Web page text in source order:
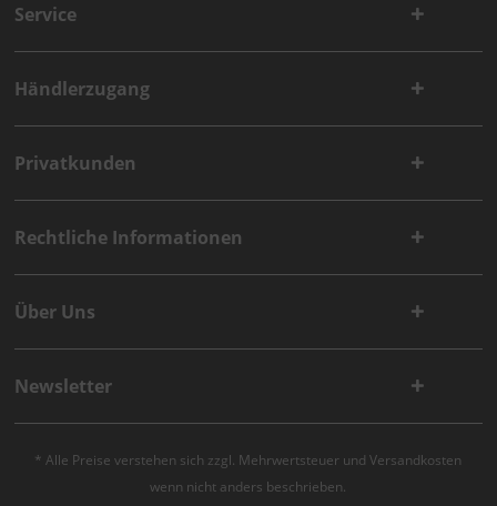
Service
Händlerzugang
Privatkunden
Rechtliche Informationen
Über Uns
Newsletter
* Alle Preise verstehen sich zzgl. Mehrwertsteuer undVersandkosten
wenn nicht anders beschrieben.